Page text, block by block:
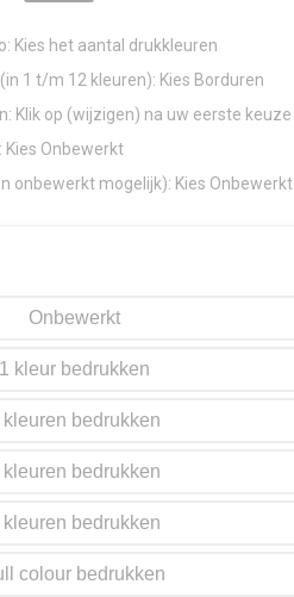
Kies het aantal drukkleuren
1 t/m 12 kleuren): Kies Borduren
Klik op (wijzigen) na uw eerste keuze
Onbewerkt
onbewerkt mogelijk): Kies Onbewerkt.
Onbewerkt
1
colour